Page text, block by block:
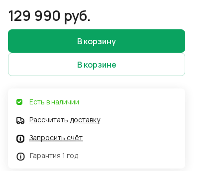
129 990 руб.
В корзину
В корзине
Есть в наличии
Рассчитать доставку
Запросить счёт
Гарантия 1 год